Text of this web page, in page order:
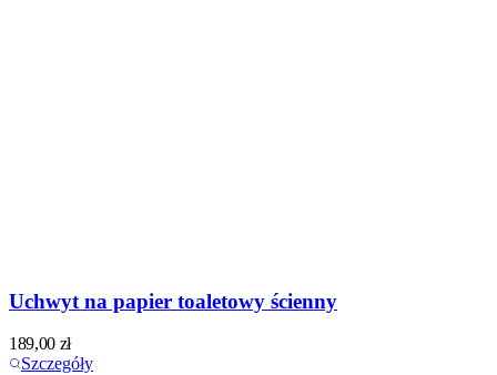
Uchwyt na papier toaletowy ścienny
189,00 zł
Szczegóły